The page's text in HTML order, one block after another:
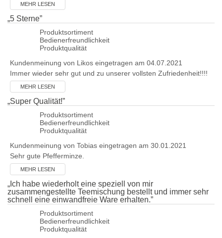
MEHR LESEN
„5 Sterne”
Produktsortiment
Bedienerfreundlichkeit
Produktqualität
Kundenmeinung von Likos eingetragen am 04.07.2021
Immer wieder sehr gut und zu unserer vollsten Zufriedenheit!!!!
MEHR LESEN
„Super Qualität!”
Produktsortiment
Bedienerfreundlichkeit
Produktqualität
Kundenmeinung von Tobias eingetragen am 30.01.2021
Sehr gute Pfefferminze.
MEHR LESEN
„ Ich habe wiederholt eine speziell von mir
zusammengestellte Teemischung bestellt und immer sehr
schnell eine einwandfreie Ware erhalten.”
Produktsortiment
Bedienerfreundlichkeit
Produktqualität